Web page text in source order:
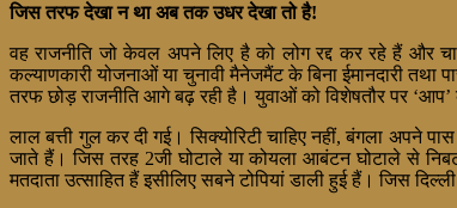
जिस तरफ देखा न था अब तक उधर देखा तो है!
वह राजनीति जो केवल अपने लिए है को लोग रद्द कर रहे हैं और
कल्याणकारी योजनाओं या चुनावी मैनेजमैंट के बिना ईमानदारी
तरफ छोड़ राजनीति आगे बढ़ रही है। युवाओं को विशेषतौर पर ‘आप’
लाल बत्ती गुल कर दी गई। सिक्योरिटी चाहिए नहीं, बंगला
जाते हैं। जिस तरह 2जी घोटाले या कोयला आबंटन घोटाले से
मतदाता उत्साहित हैं इसीलिए सबने टोपियां डाली हुई हैं। जिस